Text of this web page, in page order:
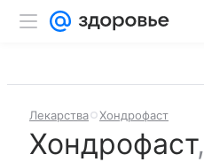
Лекарства Хондрофаст
Хондрофаст,